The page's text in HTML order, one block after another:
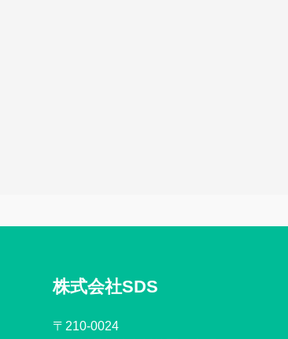
株式会社SDS
〒210-0024